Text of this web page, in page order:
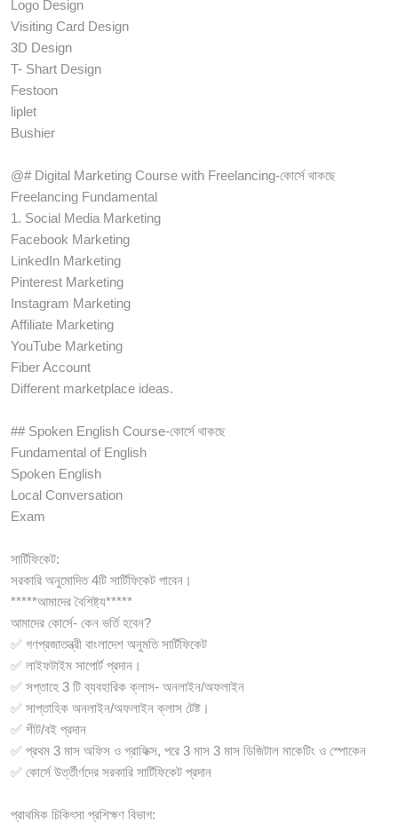
Logo Design
Visiting Card Design
3D Design
T- Shart Design
Festoon
liplet
Bushier
@# Digital Marketing Course with Freelancing-কোর্সে থাকছে
Freelancing Fundamental
1. Social Media Marketing
Facebook Marketing
LinkedIn Marketing
Pinterest Marketing
Instagram Marketing
Affiliate Marketing
YouTube Marketing
Fiber Account
Different marketplace ideas.
## Spoken English Course-কোর্সে থাকছে
Fundamental of English
Spoken English
Local Conversation
Exam
সার্টিফিকেট:
সরকারি অনুমোদিত 4টি সার্টিফিকেট পাবেন।
*****আমাদের বৈশিষ্ট্য*****
আমাদের কোর্সে- কেন ভর্তি হবেন?
✅ গণপ্রজাতন্ত্রী বাংলাদেশ অনুমতি সার্টিফিকেট
✅ লাইফটাইম সাপোর্ট প্রদান।
✅ সপ্তাহে 3 টি ব্যবহারিক ক্লাস- অনলাইন/অফলাইন
✅ সাপ্তাহিক অনলাইন/অফলাইন ক্লাস টেষ্ট।
✅ শীট/বই প্রদান
✅ প্রথম 3 মাস অফিস ও গ্রাফিক্স, পরে 3 মাস 3 মাস ডিজিটাল মাকেটিং ও স্পোকেন
✅ কোর্সে উর্ত্তীর্ণদের সরকারি সার্টিফিকেট প্রদান
প্রাথমিক চিকিৎসা প্রশিক্ষণ বিভাগ: